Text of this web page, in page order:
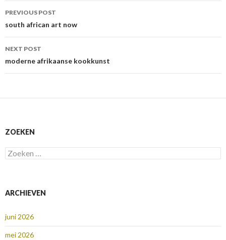
Post
navigation
PREVIOUS POST
south african art now
NEXT POST
moderne afrikaanse kookkunst
ZOEKEN
Zoeken
naar:
ARCHIEVEN
juni 2026
mei 2026